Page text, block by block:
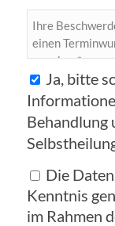
Ja, bitte
Behandlung
Die
Kenntnis
im Rahmen